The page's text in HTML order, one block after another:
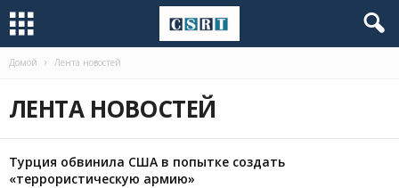
Домой Лента новостей
ЛЕНТА НОВОСТЕЙ
Турция обвинила США в попытке создать
«террористическую армию»